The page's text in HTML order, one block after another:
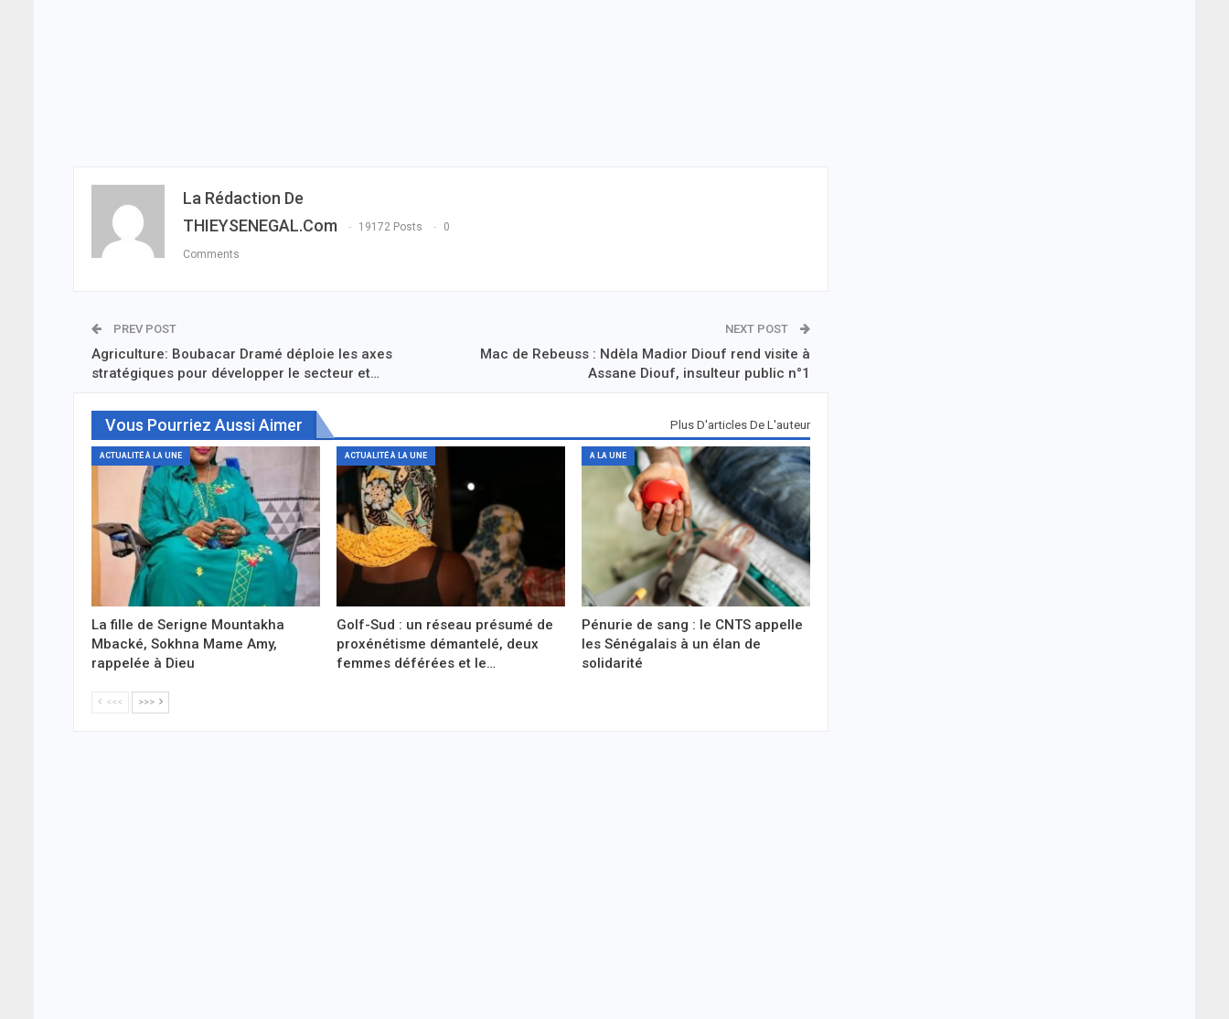
La Rédaction De
THIEYSENEGAL.com
19172 Posts 0
Comments
PREV POST
Agriculture: Boubacar Dramé déploie les axes
stratégiques pour développer le secteur et…
NEXT POST
Mac de Rebeuss : Ndèla Madior Diouf rend visite à
Assane Diouf, insulteur public n°1
Vous Pourriez Aussi Aimer Plus D'articles De L'auteur
ACTUALITÉ À LA UNE
La fille de Serigne Mountakha
Mbacké, Sokhna Mame Amy,
rappelée à Dieu
ACTUALITÉ À LA UNE
Golf-Sud : un réseau présumé de
proxénétisme démantelé, deux
femmes déférées et le…
A LA UNE
Pénurie de sang : le CNTS appelle
les Sénégalais à un élan de
solidarité
<<< >>>